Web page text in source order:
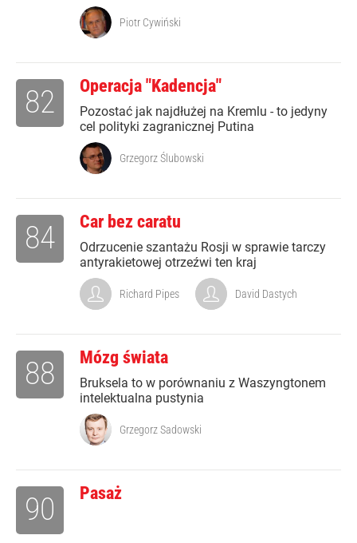
Piotr Cywiński
Operacja "Kadencja"
Pozostać jak najdłużej na Kremlu - to jedyny
cel polityki zagranicznej Putina
82
Grzegorz Ślubowski
Car bez caratu
Odrzucenie szantażu Rosji w sprawie tarczy
antyrakietowej otrzeźwi ten kraj
84
Richard Pipes David Dastych
Mózg świata
Bruksela to w porównaniu z Waszyngtonem
intelektualna pustynia
88
Grzegorz Sadowski
Pasaż
90